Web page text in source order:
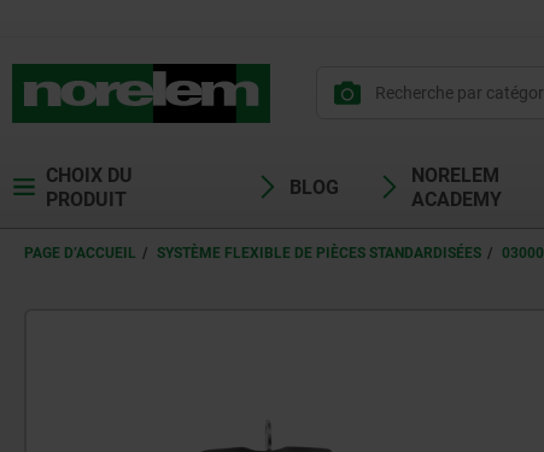
CHOIX DU
PRODUIT
BLOG
NORELEM
ACADEMY
PAGE D’ACCUEIL SYSTÈME FLEXIBLE DE PIÈCES STANDARDISÉES 03000